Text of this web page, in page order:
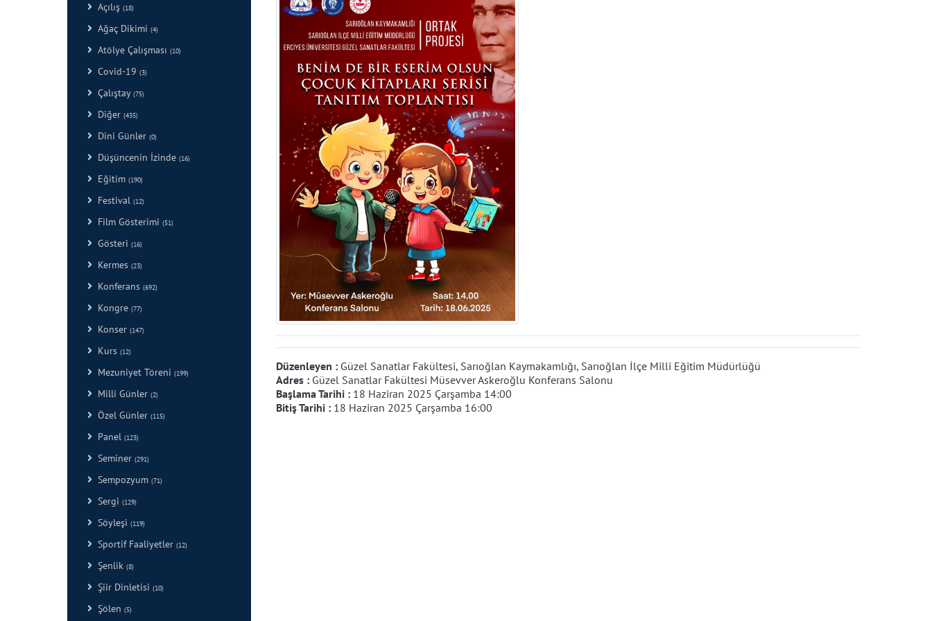
Açılış (18)
Ağaç Dikimi (4)
Atölye Çalışması (10)
Covid-19 (3)
Çalıştay (75)
Diğer (435)
Dini Günler (0)
Düşüncenin İzinde (16)
Eğitim (190)
Festival (12)
Film Gösterimi (51)
Gösteri (16)
Kermes (23)
Konferans (692)
Kongre (77)
Konser (147)
Kurs (12)
Mezuniyet Töreni (199)
Milli Günler (2)
Özel Günler (115)
Panel (123)
Seminer (291)
Sempozyum (71)
Sergi (129)
Söyleşi (119)
Sportif Faaliyetler (12)
Şenlik (8)
Şiir Dinletisi (10)
Şölen (5)
Düzenleyen : Güzel Sanatlar Fakültesi, Sarıoğlan Kaymakamlığı, Sarıoğlan İlçe Milli Eğitim Müdürlüğü
Adres : Güzel Sanatlar Fakültesi Müsevver Askeroğlu Konferans Salonu
Başlama Tarihi : 18 Haziran 2025 Çarşamba 14:00
Bitiş Tarihi : 18 Haziran 2025 Çarşamba 16:00